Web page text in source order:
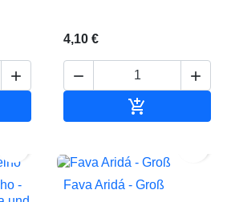

4,10 €
 

-
Fava Aridá - Groß